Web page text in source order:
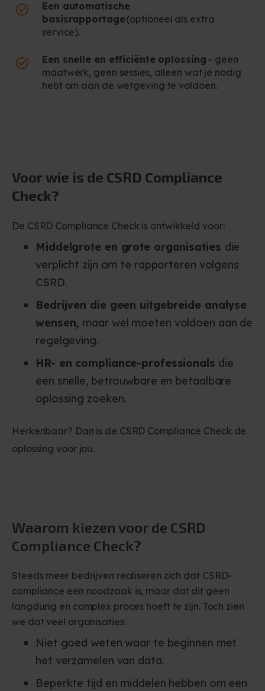
Een automatische
basisrapportage(optioneel als extra
service).
Een snelle en efficiënte oplossing – geen
maatwerk, geen sessies, alleen wat je nodig
hebt om aan de wetgeving te voldoen.
Voor wie is de CSRD Compliance
Check?
De CSRD Compliance Check is ontwikkeld voor:
Middelgrote en grote organisaties die
verplicht zijn om te rapporteren volgens
CSRD.
Bedrijven die geen uitgebreide analyse
wensen, maar wel moeten voldoen aan de
regelgeving.
HR- en compliance-professionals die
een snelle, betrouwbare en betaalbare
oplossing zoeken.
Herkenbaar? Dan is de CSRD Compliance Check de
oplossing voor jou.
Waarom kiezen voor de CSRD
Compliance Check?
Steeds meer bedrijven realiseren zich dat CSRD-
compliance een noodzaak is, maar dat dit geen
langdurig en complex proces hoeft te zijn. Toch zien
we dat veel organisaties:
Niet goed weten waar te beginnen met
het verzamelen van data.
Beperkte tijd en middelen hebben om een